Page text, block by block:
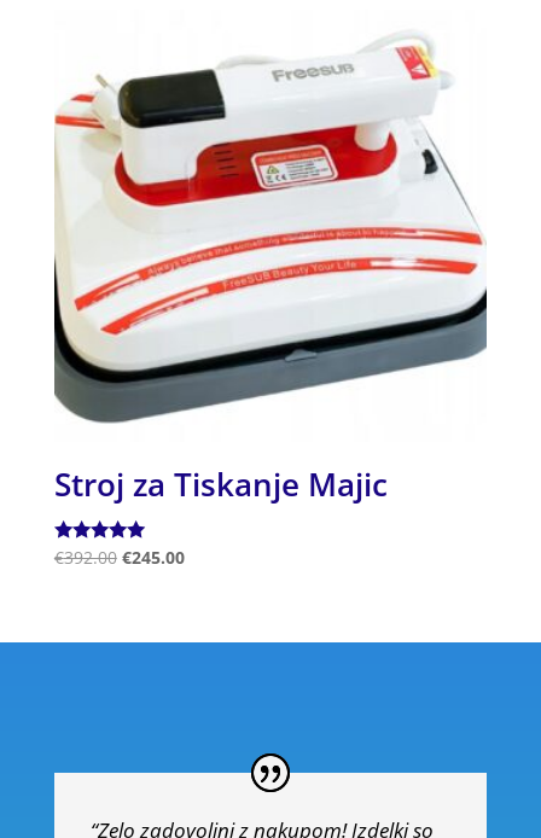
Stroj za Tiskanje Majic
Ocenjeno
€392.00 €245.00
“Zelo zadovoljni z nakupom! Izdelki so